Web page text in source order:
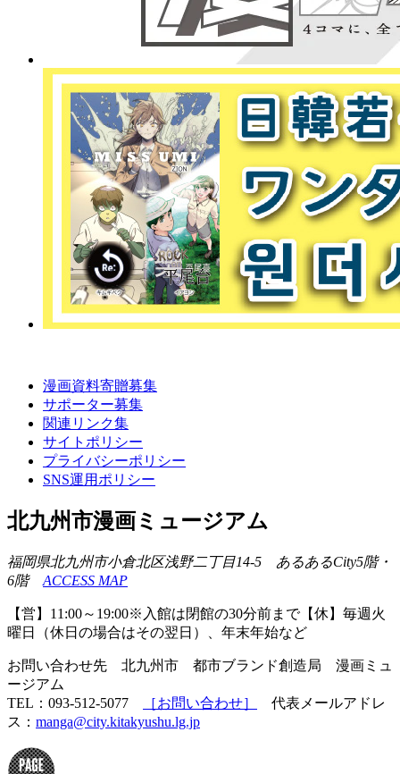
漫画資料寄贈募集
サポーター募集
関連リンク集
サイトポリシー
プライバシーポリシー
SNS運用ポリシー
北九州市漫画ミュージアム
福岡県北九州市小倉北区浅野二丁目14-5 あるあるCity5階・
6階 ACCESS MAP
【営】11:00～19:00※入館は閉館の30分前まで【休】毎週火
曜日（休日の場合はその翌日）、年末年始など
お問い合わせ先 北九州市 都市ブランド創造局 漫画ミュ
ージアム
TEL：093-512-5077
［お問い合わせ］
代表メールアドレ
ス： manga@city.kitakyushu.lg.jp